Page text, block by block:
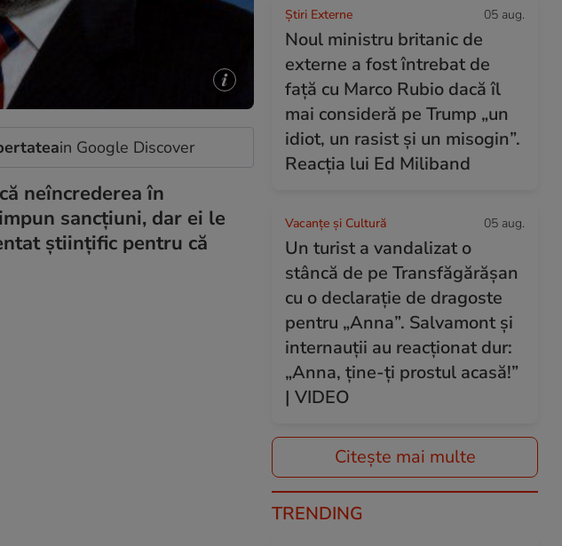
in Google Discover
neîncrederea în
sancțiuni, dar ei le
științific pentru că
Știri Externe 05 aug.
Noul ministru britanic de
externe a fost întrebat de
față cu Marco Rubio dacă îl
mai consideră pe Trump „un
idiot, un rasist și un misogin”.
Reacția lui Ed Miliband
Vacanțe și Cultură 05 aug.
Un turist a vandalizat o
stâncă de pe Transfăgărășan
cu o declarație de dragoste
pentru „Anna”. Salvamont și
internauții au reacționat dur:
„Anna, ține-ți prostul acasă!”
| VIDEO
Citește mai multe
TRENDING